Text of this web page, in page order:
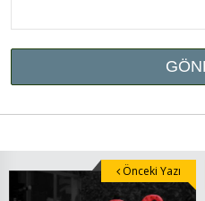
Önceki Yazı